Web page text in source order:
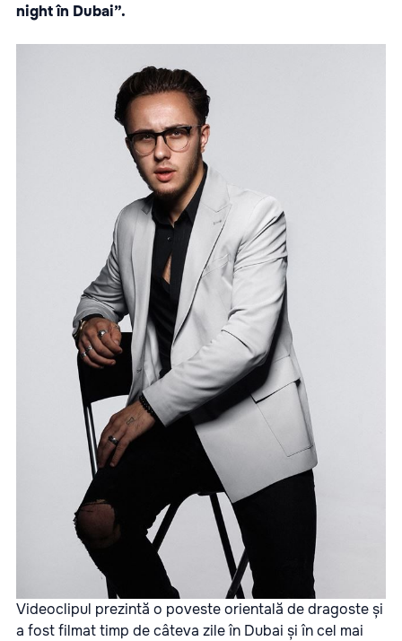
night în Dubai”.
Videoclipul prezintă o poveste orientală de dragoste și
a fost filmat timp de câteva zile în Dubai și în cel mai